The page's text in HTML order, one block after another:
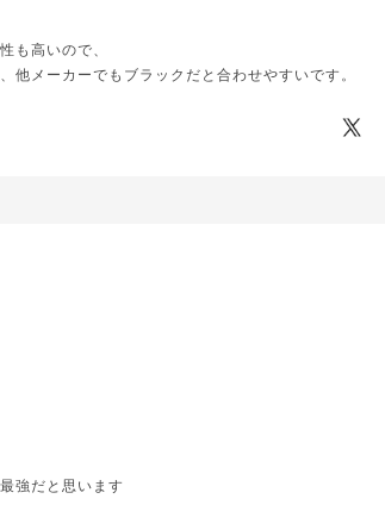
も高いので、
他メーカーでもブラックだと合わせやすいです。
強だと思います